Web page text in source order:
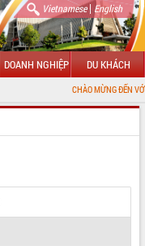
Vietnamese| English
DOANH NGHIỆP DU KHÁCH
CHÀO MỪNG ĐẾN VỚI CỔNG